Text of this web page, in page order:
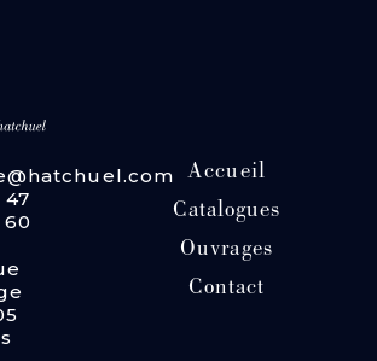
47
Accueil
Catalogues
Ouvrages
Contact